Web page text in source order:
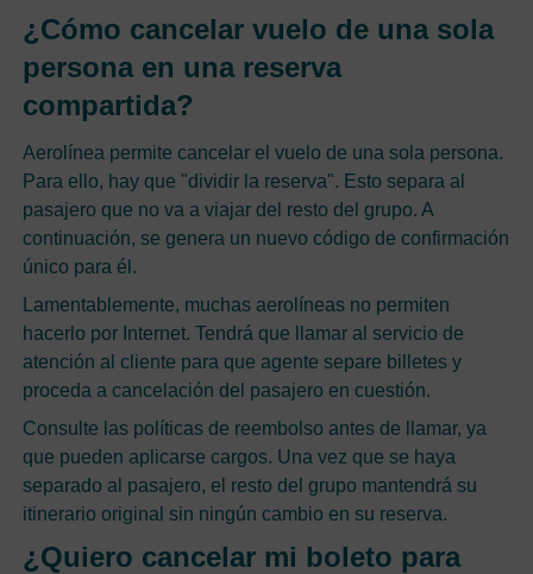
¿Cómo cancelar vuelo de una sola
persona en una reserva
compartida?
Aerolínea permite cancelar el vuelo de una sola persona.
Para ello, hay que "dividir la reserva". Esto separa al
pasajero que no va a viajar del resto del grupo. A
continuación, se genera un nuevo código de confirmación
único para él.
Lamentablemente, muchas aerolíneas no permiten
hacerlo por Internet. Tendrá que llamar al servicio de
atención al cliente para que agente separe billetes y
proceda a cancelación del pasajero en cuestión.
Consulte las políticas de reembolso antes de llamar, ya
que pueden aplicarse cargos. Una vez que se haya
separado al pasajero, el resto del grupo mantendrá su
itinerario original sin ningún cambio en su reserva.
¿Quiero cancelar mi boleto para